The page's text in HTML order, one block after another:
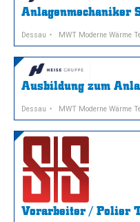
Anlagenmechaniker
Dessau MWT Moderne Wärme
Ausbildung zum
Dessau MWT Moderne Wärme
Vorarbeiter / Polier